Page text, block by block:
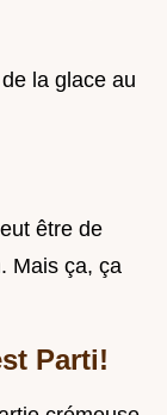
la glace au
être de
Mais ça, ça
Parti!